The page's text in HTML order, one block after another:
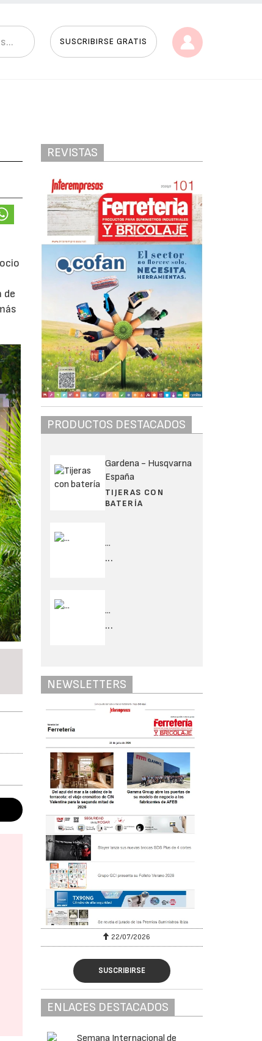
SUSCRIBIRSE GRATIS
de
REVISTAS
PRODUCTOS DESTACADOS
Gardena - Husqvarna
España
TIJERAS CON
BATERÍA
...
...
...
...
NEWSLETTERS
22/07/2026
SUSCRIBIRSE
ENLACES DESTACADOS